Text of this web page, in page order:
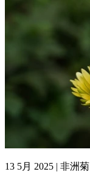
13 5月 2025 | 非洲菊